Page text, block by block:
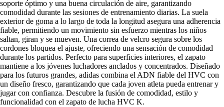
soporte óptimo y una buena circulación de aire, garantizando
comodidad durante las sesiones de entrenamiento diarias. La suela
exterior de goma a lo largo de toda la longitud asegura una adherencia
fiable, permitiendo un movimiento sin esfuerzo mientras los niños
saltan, giran y se mueven. Una correa de velcro segura sobre los
cordones bloquea el ajuste, ofreciendo una sensación de comodidad
durante los partidos. Perfecto para superficies interiores, el zapato
mantiene a los jóvenes luchadores anclados y concentrados. Diseñado
para los futuros grandes, adidas combina el ADN fiable del HVC con
un diseño fresco, garantizando que cada joven atleta pueda entrenar y
jugar con confianza. Descubre la fusión de comodidad, estilo y
funcionalidad con el zapato de lucha HVC K.